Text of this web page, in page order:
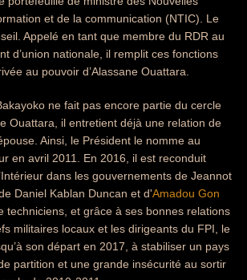
et de la communication (NTIC). Le
Appelé en tant que membre du RDR au
d’union nationale, il remplit ces fonctions
au pouvoir d’Alassane Ouattara.
ne fait pas encore partie du cercle
Ouattara, il entretient déjà une relation de
Ainsi, le Président le nomme au
en avril 2011. En 2016, il est reconduit
dans les gouvernements de Jeannot
Daniel Kablan Duncan et d'Amadou Gon
techniciens, et grâce à ses bonnes relations
militaires locaux et les dirigeants du FPI, le
son départ en 2017, à stabiliser un pays
partition et une grande insécurité au sortir